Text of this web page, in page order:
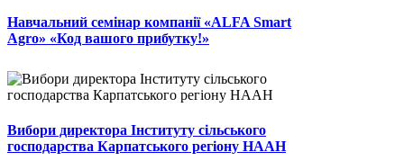
Навчальний семінар компанії «ALFA Smart
Agro» «Код вашого прибутку!»
Вибори директора Інституту сільського
господарства Карпатського регіону НААН